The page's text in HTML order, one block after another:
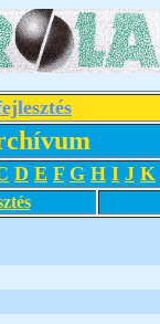
D E F G H I J K